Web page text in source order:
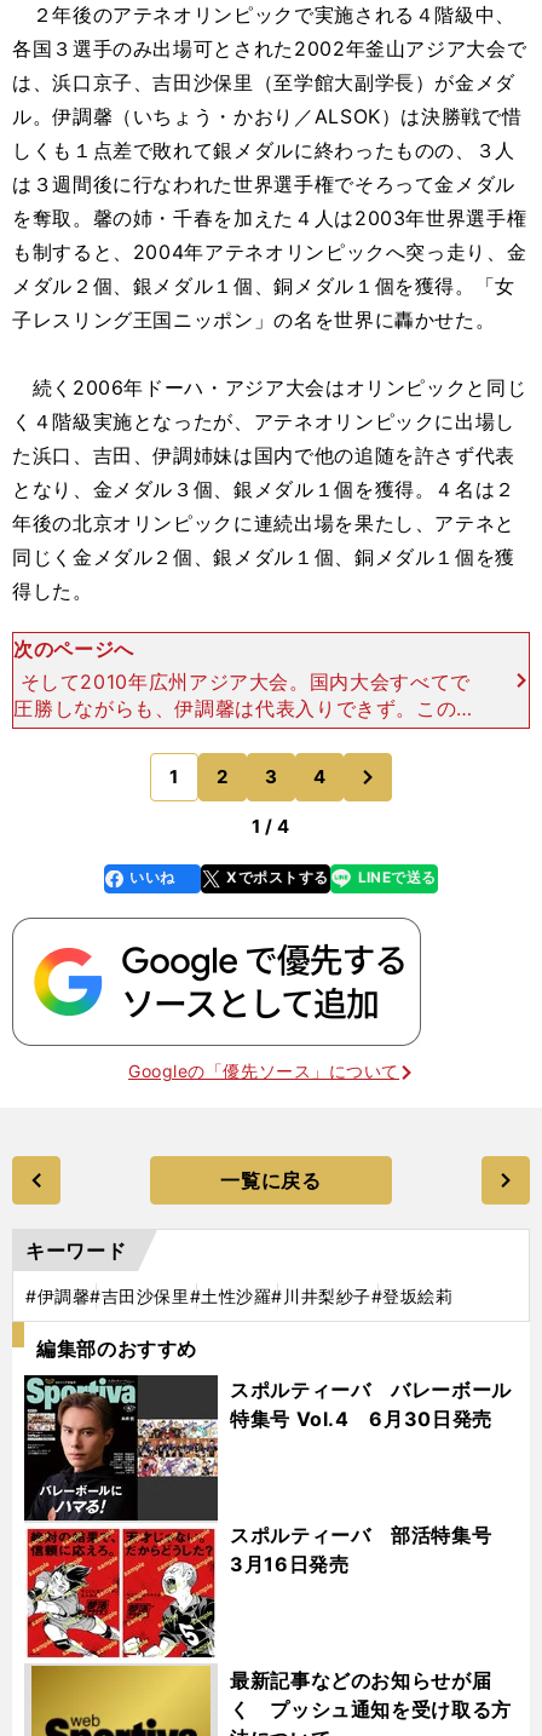
２年後のアテネオリンピックで実施される４階級中、
各国３選手のみ出場可とされた2002年釜山アジア大会で
は、浜口京子、吉田沙保里（至学館大副学長）が金メダ
ル。伊調馨（いちょう・かおり／ALSOK）は決勝戦で惜
しくも１点差で敗れて銀メダルに終わったものの、３人
は３週間後に行なわれた世界選手権でそろって金メダル
を奪取。馨の姉・千春を加えた４人は2003年世界選手権
も制すると、2004年アテネオリンピックへ突っ走り、金
メダル２個、銀メダル１個、銅メダル１個を獲得。「女
子レスリング王国ニッポン」の名を世界に轟かせた。
続く2006年ドーハ・アジア大会はオリンピックと同じ
く４階級実施となったが、アテネオリンピックに出場し
た浜口、吉田、伊調姉妹は国内で他の追随を許さず代表
となり、金メダル３個、銀メダル１個を獲得。４名は２
年後の北京オリンピックに連続出場を果たし、アテネと
同じく金メダル２個、銀メダル１個、銅メダル１個を獲
得した。
次のページへ
そして2010年広州アジア大会。国内大会すべてで
圧勝しながらも、伊調馨は代表入りできず。この点
については、公益財団法人日本レスリング協会第三
者委員会が栄によるパワハラのひとつとして認定し
ているが、伊調
1 2 3 4
のページへ
1 / 4
faceboo
k
いいね Xでポストする
line LINEで送る
Googleの「優先ソース」について
一覧に戻る
キーワード
#伊調馨#吉田沙保里#土性沙羅#川井梨紗子#登坂絵莉
編集部のおすすめ
スポルティーバ バレーボール
特集号 Vol.4 6月30日発売
スポルティーバ 部活特集号
3月16日発売
最新記事などのお知らせが届
く プッシュ通知を受け取る方